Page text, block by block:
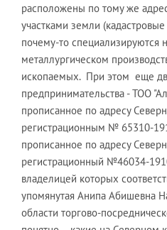
расположены по тому же
участками земли
почему-то специализируются
металлургическом
ископаемых. При этом еще
предпринимательства - ТОО
прописанное по адресу
регистрационным № 65310-
прописанное по адресу
регистрационный №46034-
владелицей которых
упомянутая Анипа Абишевна
области торгово-